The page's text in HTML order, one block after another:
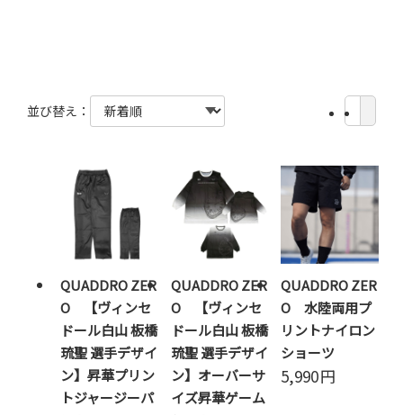
並び替え：
QUADDRO ZER
O 【ヴィンセ
ドール白山 板橋
琉聖 選手デザイ
ン】昇華プリン
トジャージーパ
QUADDRO ZER
O 【ヴィンセ
ドール白山 板橋
琉聖 選手デザイ
ン】オーバーサ
イズ昇華ゲーム
QUADDRO ZER
O 水陸両用プ
リントナイロン
ショーツ
5,990円